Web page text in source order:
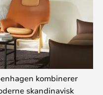
kombinerer
skandinavisk